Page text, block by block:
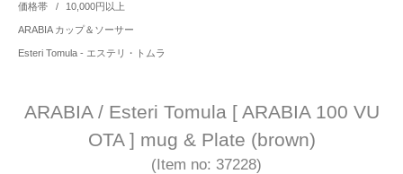
価格帯 / 10,000円以上
ARABIA カップ＆ソーサー
Esteri Tomula - エステリ・トムラ
ARABIA / Esteri Tomula [ ARABIA 100 VU
OTA ] mug & Plate (brown)
(Item no: 37228)